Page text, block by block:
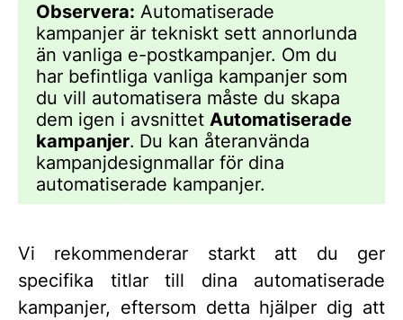
Observera: Automatiserade
kampanjer är tekniskt sett annorlunda
än vanliga e-postkampanjer. Om du
har befintliga vanliga kampanjer som
du vill automatisera måste du skapa
dem igen i avsnittet Automatiserade
kampanjer. Du kan återanvända
kampanjdesignmallar för dina
automatiserade kampanjer.
Vi rekommenderar starkt att du ger
specifika titlar till dina automatiserade
kampanjer, eftersom detta hjälper dig att